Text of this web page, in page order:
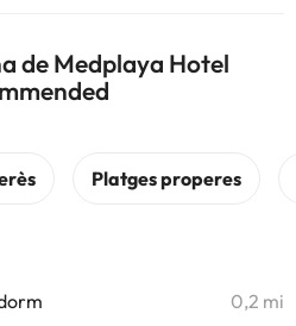
de Medplaya Hotel
0,2 mi